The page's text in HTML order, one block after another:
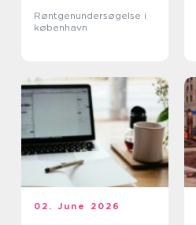
Røntgenundersøgelse i
københavn
02. June 2026